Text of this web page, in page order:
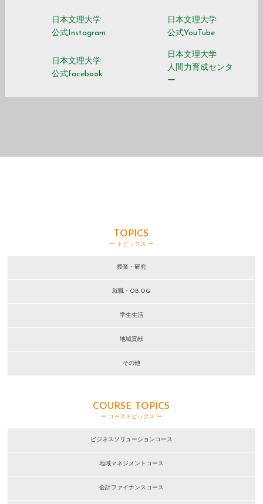
日本文理大学
公式Instagram
日本文理大学
公式YouTube
日本文理大学
公式facebook
日本文理大学
人間力育成センタ
ー
TOPICS
ー トピックス ー
授業・研究
就職・OB.OG
学生生活
地域貢献
その他
COURSE TOPICS
ー コーストピックス ー
ビジネスソリューションコース
地域マネジメントコース
会計ファイナンスコース